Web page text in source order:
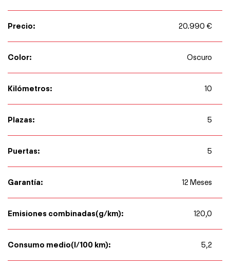
Precio: 20.990 €
Color: Oscuro
Kilómetros: 10
Plazas: 5
Puertas: 5
Garantía: 12 Meses
Emisiones combinadas(g/km): 120,0
Consumo medio(l/100 km): 5,2